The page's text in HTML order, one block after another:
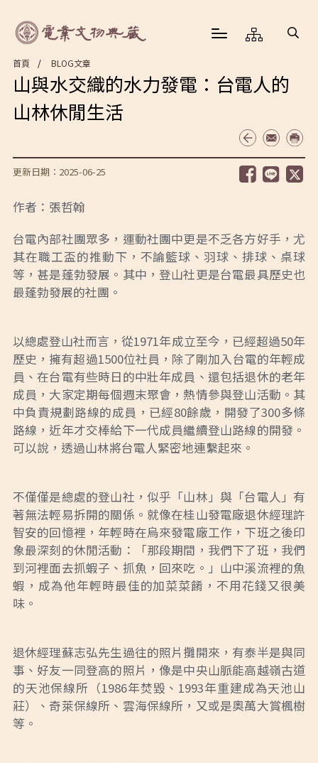
首頁 BLOG文章
山與水交織的水力發電：台電人的
山林休閒生活
更新日期：2025-06-25
作者：張哲翰
台電內部社團眾多，運動社團中更是不乏各方好手，尤
其在職工盃的推動下，不論籃球、羽球、排球、桌球
等，甚是蓬勃發展。其中，登山社更是台電最具歷史也
最蓬勃發展的社團。
以總處登山社而言，從1971年成立至今，已經超過50年
歷史，擁有超過1500位社員，除了剛加入台電的年輕成
員、在台電有些時日的中壯年成員、還包括退休的老年
成員，大家定期每個週末聚會，熱情參與登山活動。其
中負責規劃路線的成員，已經80餘歲，開發了300多條
路線，近年才交棒給下一代成員繼續登山路線的開發。
可以說，透過山林將台電人緊密地連繫起來。
不僅僅是總處的登山社，似乎「山林」與「台電人」有
著無法輕易拆開的關係。就像在桂山發電廠退休經理許
智安的回憶裡，年輕時在烏來發電廠工作，下班之後印
象最深刻的休閒活動：「那段期間，我們下了班，我們
到河裡面去抓蝦子、抓魚，回來吃。」山中溪流裡的魚
蝦，成為他年輕時最佳的加菜菜餚，不用花錢又很美
味。
退休經理蘇志弘先生過往的照片攤開來，有泰半是與同
事、好友一同登高的照片，像是中央山脈能高越嶺古道
的天池保線所（1986年焚毀、1993年重建成為天池山
莊）、奇萊保線所、雲海保線所，又或是奧萬大賞楓樹
等。